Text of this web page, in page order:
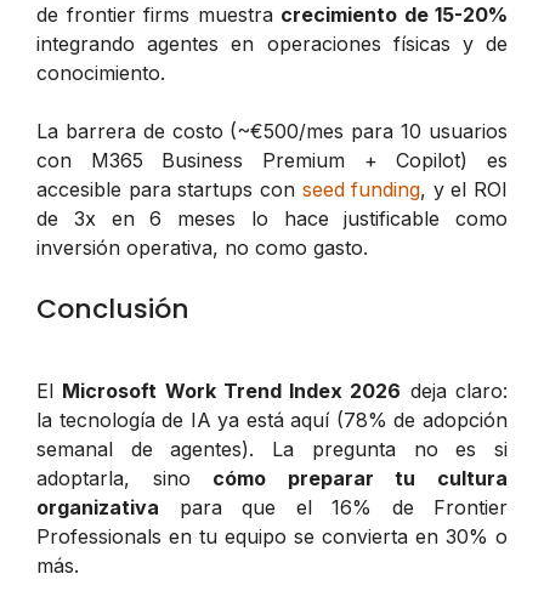
de frontier firms muestra crecimiento de 15-20%
integrando agentes en operaciones físicas y de
conocimiento.
La barrera de costo (~€500/mes para 10 usuarios
con M365 Business Premium + Copilot) es
accesible para startups con seed funding, y el ROI
de 3x en 6 meses lo hace justificable como
inversión operativa, no como gasto.
Conclusión
El Microsoft Work Trend Index 2026 deja claro:
la tecnología de IA ya está aquí (78% de adopción
semanal de agentes). La pregunta no es si
adoptarla, sino cómo preparar tu cultura
organizativa para que el 16% de Frontier
Professionals en tu equipo se convierta en 30% o
más.